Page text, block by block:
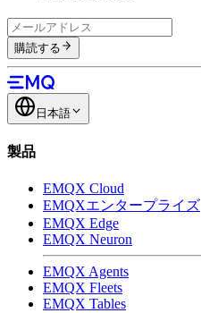
購読する
日本語
製品
EMQX Cloud
EMQXエンタープライズ
EMQX Edge
EMQX Neuron
EMQX Agents
EMQX Fleets
EMQX Tables